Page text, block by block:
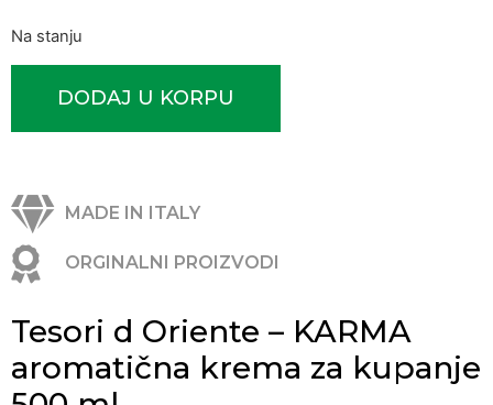
Na stanju
DODAJ U KORPU
MADE IN ITALY
ORGINALNI PROIZVODI
Tesori d Oriente – KARMA
aromatična krema za kupanje